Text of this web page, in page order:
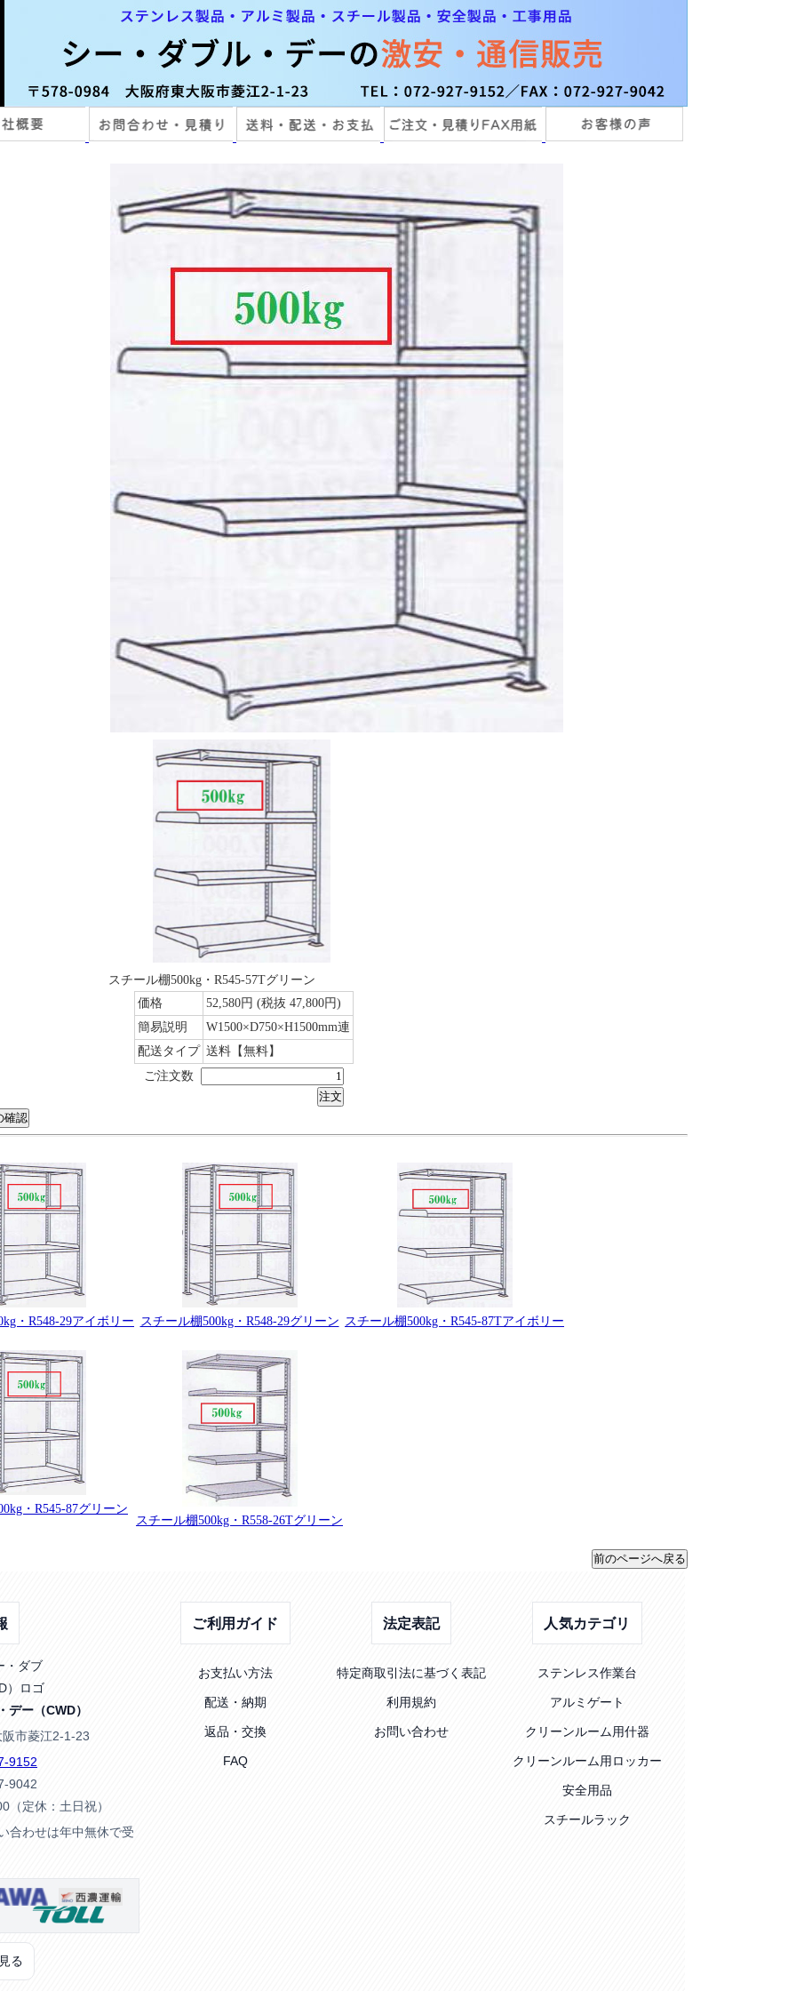
スチール棚500kg・R545-57Tグリーン
価格
52,580円 (税抜 47,800円)
簡易説明
W1500×D750×H1500mm連
配送タイプ 送料【無料】
ご注文数
・R548-29アイボリー スチール棚500kg・R548-29グリーン スチール棚500kg・R545-87Tアイボリー
・R545-87グリーン
スチール棚500kg・R558-26Tグリーン
デー（CWD）
市菱江2-1-23
9152
9042
（定休：土日祝）
合わせは年中無休で受
る
ご利用ガイド
お支払い方法
配送・納期
返品・交換
FAQ
法定表記
特定商取引法に基づく表記
利用規約
お問い合わせ
人気カテゴリ
ステンレス作業台
アルミゲート
クリーンルーム用什器
クリーンルーム用ロッカー
安全用品
スチールラック